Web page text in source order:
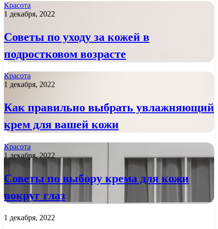
Красота
1 декабря, 2022
Советы по уходу за кожей в
подростковом возрасте
Красота
1 декабря, 2022
Как правильно выбрать увлажняющий
крем для вашей кожи
Красота
1 декабря, 2022
Советы по выбору крема для кожи
вокруг глаз
1 декабря, 2022